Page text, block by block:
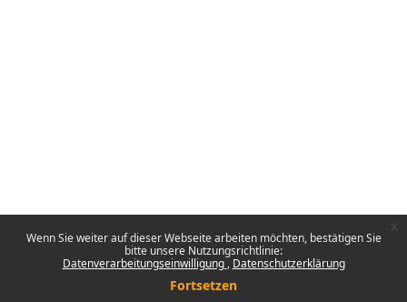
Wenn Sie weiter auf dieser Webseite arbeiten möchten, bestätigen Sie
bitte unsere Nutzungsrichtlinie:
Datenverarbeitungseinwilligung Datenschutzerklärung
Fortsetzen